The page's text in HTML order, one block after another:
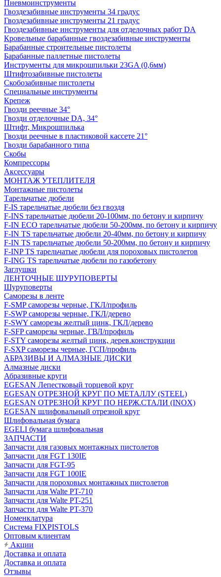
Пневмоинструменты
Гвоздезабивные инструменты 34 градус
Гвоздезабивные инструменты 21 градус
Гвоздезабивные инструменты для отделочных работ DA
Кровельные барабанные гвоздезабивные инструменты
Барабанные строительные пистолеты
Барабанные паллетные пистолеты
Инструменты для микрошпильки 23GA (0,6мм)
Штифтозабивные пистолеты
Скобозабивные пистолеты
Специальные инструменты
Крепеж
Гвозди реечные 34°
Гвозди отделочные DA, 34°
Штифт, Микрошпилька
Гвозди реечные в пластиковой кассете 21°
Гвозди барабанного типа
Скобы
Компрессоры
Аксессуары
МОНТАЖ УТЕПЛИТЕЛЯ
Монтажные пистолеты
Тарельчатые дюбели
F-IS тарельчатые дюбели без гвоздя
F-INS тарельчатые дюбели 20-100мм, по бетону и кирпичу
F-IN ECO тарельчатые дюбели 50-200мм, по бетону и кирпичу
F-IN TS тарельчатые дюбели 20-40мм, по бетону и кирпичу
F-IN TS тарельчатые дюбели 50-200мм, по бетону и кирпичу
F-INP TS тарельчатые дюбели для пороховых пистолетов
F-ING TS тарельчатые дюбели по газобетону
Заглушки
ЛЕНТОЧНЫЕ ШУРУПОВЕРТЫ
Шуруповерты
Саморезы в ленте
F-SMP саморезы черные, ГКЛ/профиль
F-SWP саморезы черные, ГКЛ/дерево
F-SWY саморезы желтый цинк, ГКЛ/дерево
F-SFP саморезы черные, ГВЛ/профиль
F-STY саморезы желтый цинк, дерев.конструкции
F-SXP саморезы черные, ГСП/профиль
АБРАЗИВЫ И АЛМАЗНЫЕ ДИСКИ
Алмазные диски
Абразивные круги
EGESAN Лепестковый торцевой круг
EGESAN ОТРЕЗНОЙ КРУГ ПО МЕТАЛЛУ (STEEL)
EGESAN ОТРЕЗНОЙ КРУГ ПО НЕРЖ.СТАЛИ (INOX)
EGESAN шлифовальный отрезной круг
Шлифовальная бумага
EGELI бумага шлифовальная
ЗАПЧАСТИ
Запчасти для газовых монтажных пистолетов
Запчасти для FGT 130IE
Запчасти для FGT-95
Запчасти для FGT 100IE
Запчасти для пороховых монтажных пистолетов
Запчасти для Walte PT-710
Запчасти для Walte PT-251
Запчасти для Walte PT-370
Номенклатура
Система FIXPISTOLS
Оптовым клиентам
Акции
Доставка и оплата
Доставка и оплата
Отзывы